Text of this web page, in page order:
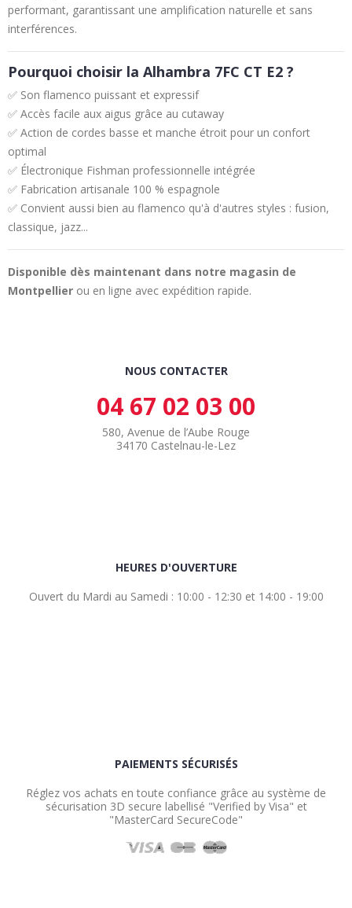
performant, garantissant une amplification naturelle et sans
interférences.
Pourquoi choisir la Alhambra 7FC CT E2 ?
✅ Son flamenco puissant et expressif
✅ Accès facile aux aigus grâce au cutaway
✅ Action de cordes basse et manche étroit pour un confort
optimal
✅ Électronique Fishman professionnelle intégrée
✅ Fabrication artisanale 100 % espagnole
✅ Convient aussi bien au flamenco qu'à d'autres styles : fusion,
classique, jazz...
Disponible dès maintenant dans notre magasin de
Montpellier ou en ligne avec expédition rapide.
NOUS CONTACTER
04 67 02 03 00
580, Avenue de l’Aube Rouge
34170 Castelnau-le-Lez
HEURES D'OUVERTURE
Ouvert du Mardi au Samedi : 10:00 - 12:30 et 14:00 - 19:00
PAIEMENTS SÉCURISÉS
Réglez vos achats en toute confiance grâce au système de
sécurisation 3D secure labellisé "Verified by Visa" et
"MasterCard SecureCode"